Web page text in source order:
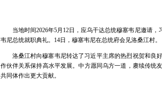
当地时间2026年5月12日，应乌干达总统穆塞韦尼邀请
韦尼总统就职典礼。14日，穆塞韦尼在总统府会见洛桑江村。
洛桑江村向穆塞韦尼转达了习近平主席的热烈祝贺和良
作伙伴关系保持高水平发展。中方愿同乌方一道，赓续传统
共同体作出更大贡献。